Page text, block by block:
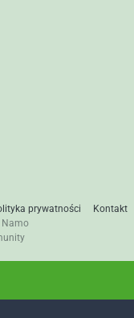
prywatności
Kontakt
Namo